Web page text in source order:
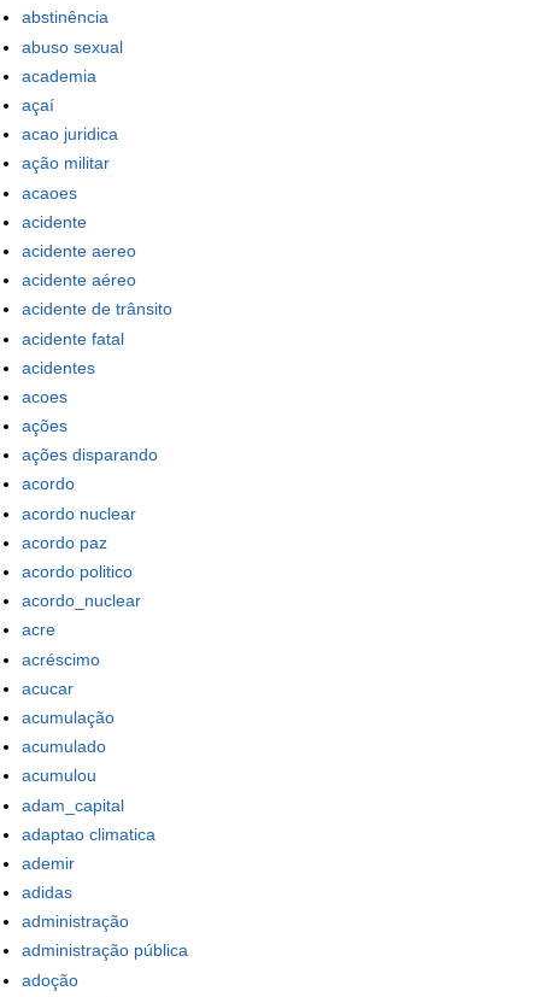
abstinência
abuso sexual
academia
açaí
acao juridica
ação militar
acaoes
acidente
acidente aereo
acidente aéreo
acidente de trânsito
acidente fatal
acidentes
acoes
ações
ações disparando
acordo
acordo nuclear
acordo paz
acordo politico
acordo_nuclear
acre
acréscimo
acucar
acumulação
acumulado
acumulou
adam_capital
adaptao climatica
ademir
adidas
administração
administração pública
adoção